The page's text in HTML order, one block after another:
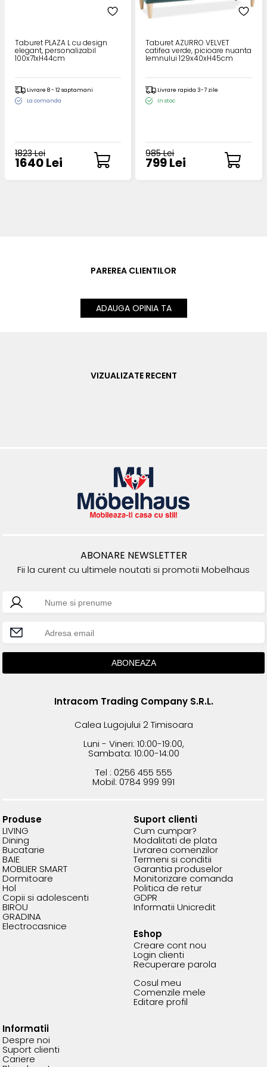
Taburet PLAZA L cu design
elegant, personalizabil
100x71xH44cm
Livrare 8 - 12 saptamani
La comanda
1823 Lei
1640 Lei
Taburet AZURRO VELVET
catifea verde, picioare nuanta
lemnului 129x40xH45cm
Livrare rapida 3-7 zile
In stoc
985 Lei
799 Lei
PAREREA CLIENTILOR
ADAUGA OPINIA TA
VIZUALIZATE RECENT
ABONARE NEWSLETTER
Fii la curent cu ultimele noutati si promotii Mobelhaus
Intracom Trading Company S.R.L.
Calea Lugojului 2 Timisoara
Luni - Vineri: 10:00-19:00,
Sambata: 10:00-14:00
Tel : 0256 455 555
Mobil: 0784 999 991
Produse
LIVING
Dining
Bucatarie
BAIE
MOBLIER SMART
Dormitoare
Hol
Copii si adolescenti
BIROU
GRADINA
Electrocasnice
Suport clienti
Cum cumpar?
Modalitati de plata
Livrarea comenzilor
Termeni si conditii
Garantia produselor
Monitorizare comanda
Politica de retur
GDPR
Informatii Unicredit
Eshop
Creare cont nou
Login clienti
Recuperare parola
Cosul meu
Comenzile mele
Editare profil
Informatii
Despre noi
Suport clienti
Cariere